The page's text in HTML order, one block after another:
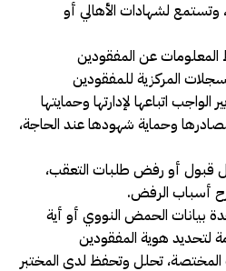
لشهادات الأهالي أو
المعلومات عن المفقودين
المركزية للمفقودين
اتباعها لإدارتها وحمايتها
وحماية شهودها عند الحاجة،
قبول أو رفض طلبات التعقب،
أسباب الرفض.
بيانات الحمض النووي أو أية
لتحديد هوية المفقودين
تحلل وتحفظ لدى المختبر